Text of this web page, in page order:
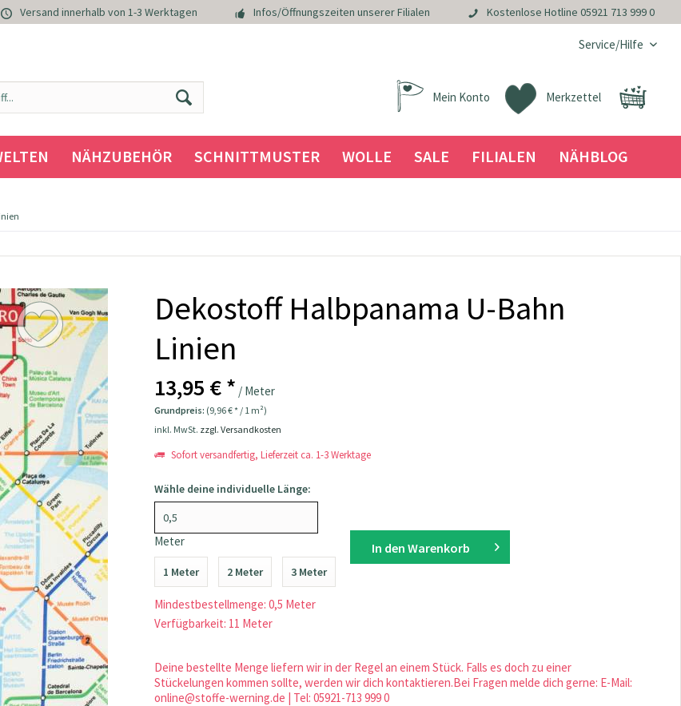
Versand innerhalb von 1-3 Werktagen Infos/Öffnungszeiten unserer Filialen Kostenlose Hotline 05921 713 999 0
Service/Hilfe
Merkzettel
Mein Konto
NÄHZUBEHÖR SCHNITTMUSTER WOLLE SALE FILIALEN NÄHBLOG
Dekostoff Halbpanama U-Bahn
Linien
13,95 € * / Meter
Grundpreis: (9,96 € * / 1 m²)
inkl. MwSt. zzgl. Versandkosten
Sofort versandfertig, Lieferzeit ca. 1-3 Werktage
Wähle deine individuelle Länge:
Meter
1 Meter 2 Meter 3 Meter
Mindestbestellmenge: 0,5 Meter
Verfügbarkeit: 11 Meter
In den Warenkorb
Deine bestellte Menge liefern wir in der Regel an einem Stück. Falls es doch zu einer
Stückelungen kommen sollte, werden wir dich kontaktieren.Bei Fragen melde dich gerne: E-Mail:
online@stoffe-werning.de | Tel: 05921-713 999 0